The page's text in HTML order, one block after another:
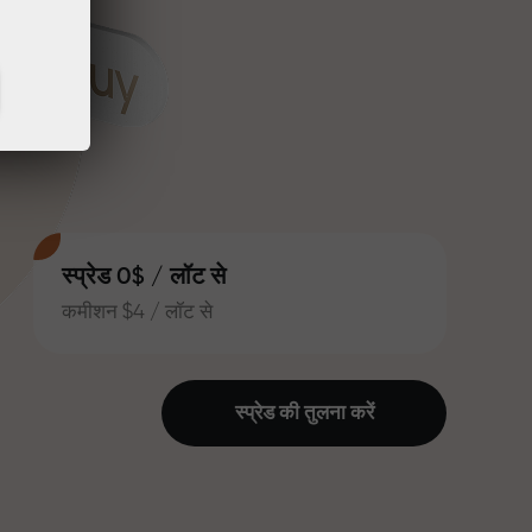
स्प्रेड 0$ / लॉट से
कमीशन $4 / लॉट से
स्प्रेड की तुलना करें